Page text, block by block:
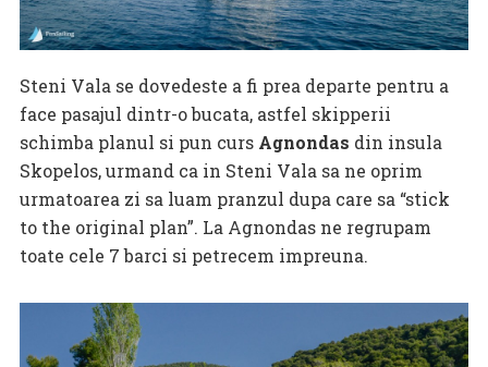
Steni Vala se dovedeste a fi prea departe pentru a
face pasajul dintr-o bucata, astfel skipperii
schimba planul si pun curs Agnondas din insula
Skopelos, urmand ca in Steni Vala sa ne oprim
urmatoarea zi sa luam pranzul dupa care sa “stick
to the original plan”. La Agnondas ne regrupam
toate cele 7 barci si petrecem impreuna.